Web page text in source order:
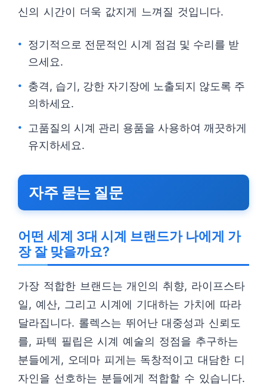
신의 시간이 더욱 값지게 느껴질 것입니다.
정기적으로 전문적인 시계 점검 및 수리를 받
으세요.
충격, 습기, 강한 자기장에 노출되지 않도록 주
의하세요.
고품질의 시계 관리 용품을 사용하여 깨끗하게
유지하세요.
자주 묻는 질문
어떤 세계 3대 시계 브랜드가 나에게 가
장 잘 맞을까요?
가장 적합한 브랜드는 개인의 취향, 라이프스타
일, 예산, 그리고 시계에 기대하는 가치에 따라
달라집니다. 롤렉스는 뛰어난 대중성과 신뢰도
를, 파텍 필립은 시계 예술의 정점을 추구하는
분들에게, 오데마 피게는 독창적이고 대담한 디
자인을 선호하는 분들에게 적합할 수 있습니다.